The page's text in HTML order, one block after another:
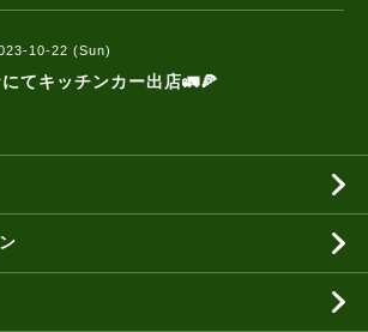
10-22 (Sun)
てキッチンカー出店🚛🍕